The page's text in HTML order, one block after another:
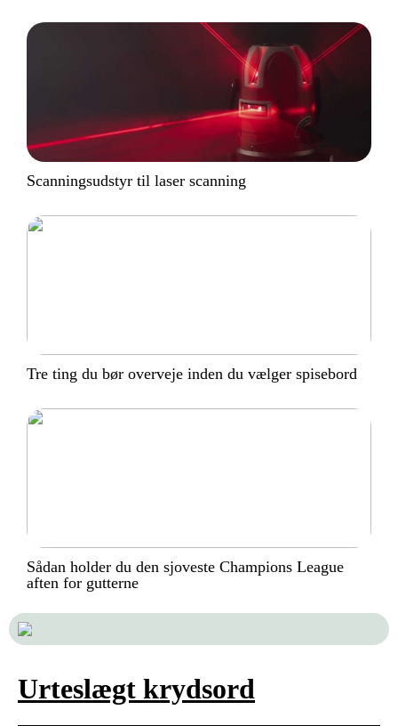
Scanningsudstyr til laser scanning
Tre ting du bør overveje inden du vælger spisebord
Sådan holder du den sjoveste Champions League
aften for gutterne
Urteslægt krydsord